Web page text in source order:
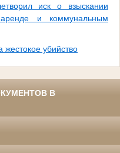
иск о взыскании
и коммунальным
жестокое убийство
В